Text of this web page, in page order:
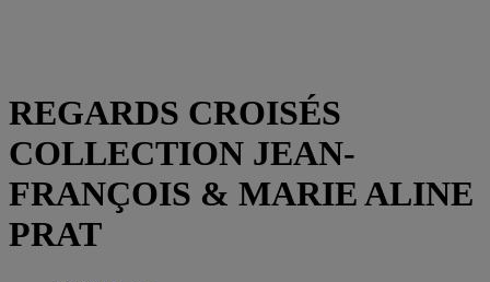
REGARDS CROISÉS
COLLECTION JEAN-
FRANÇOIS & MARIE ALINE
PRAT